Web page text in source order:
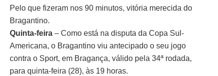
Pelo que fizeram nos 90 minutos, vitória merecida do
Bragantino.
Quinta-feira – Como está na disputa da Copa Sul-
Americana, o Bragantino viu antecipado o seu jogo
contra o Sport, em Bragança, válido pela 34ª rodada,
para quinta-feira (28), às 19 horas.